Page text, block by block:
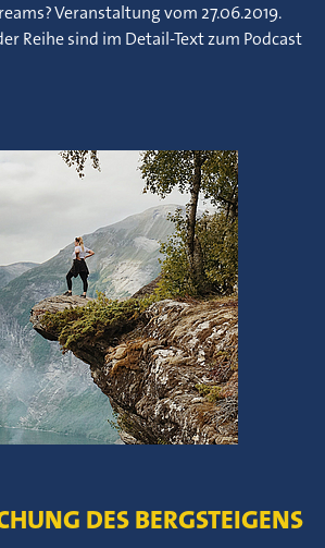
Veranstaltung vom 27.06.2019.
Reihe sind im Detail-Text zum Podcast
DES BERGSTEIGENS